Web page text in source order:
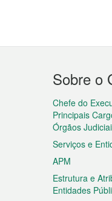
Menu
do
rodapé
Sobre o
Chefe do
Principais
Órgãos
Serviços e
APM
Estrutura e
Entidades